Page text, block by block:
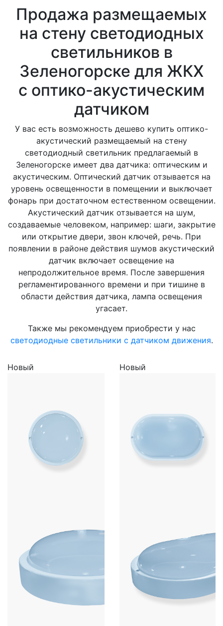
Продажа размещаемых
на стену светодиодных
светильников в
Зеленогорске для ЖКХ
с оптико-акустическим
датчиком
У вас есть возможность дешево купить оптико-
акустический размещаемый на стену
светодиодный светильник предлагаемый в
Зеленогорске имеет два датчика: оптическим и
акустическим. Оптический датчик отзывается на
уровень освещенности в помещении и выключает
фонарь при достаточном естественном освещении.
Акустический датчик отзывается на шум,
создаваемые человеком, например: шаги, закрытие
или открытие двери, звон ключей, речь. При
появлении в районе действия шумов акустический
датчик включает освещение на
непродолжительное время. После завершения
регламентированного времени и при тишине в
области действия датчика, лампа освещения
угасает.
Также мы рекомендуем приобрести у нас
светодиодные светильники с датчиком движения.
Новый Новый